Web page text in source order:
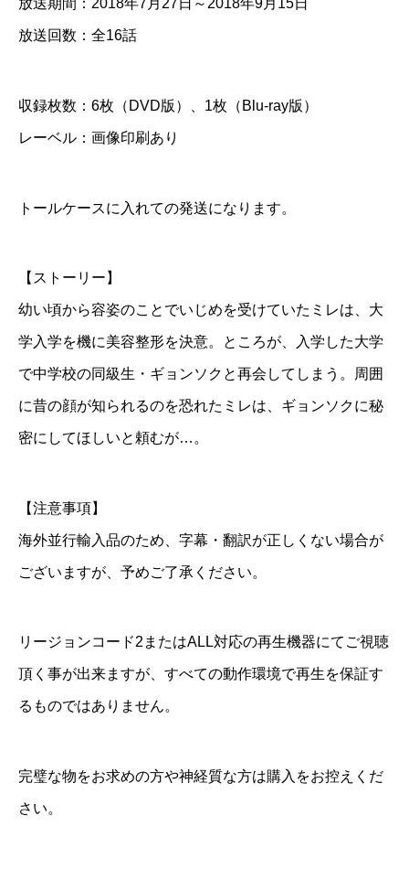
B
個
放送期間：2018年7月27日～2018年9月15日
放送回数：全16話
収録枚数：6枚（DVD版）、1枚（Blu-ray版）
レーベル：画像印刷あり
トールケースに入れての発送になります。
【ストーリー】
幼い頃から容姿のことでいじめを受けていたミレは、大
学入学を機に美容整形を決意。ところが、入学した大学
で中学校の同級生・ギョンソクと再会してしまう。周囲
に昔の顔が知られるのを恐れたミレは、ギョンソクに秘
密にしてほしいと頼むが…。
【注意事項】
海外並行輸入品のため、字幕・翻訳が正しくない場合が
ございますが、予めご了承ください。
リージョンコード2またはALL対応の再生機器にてご視聴
頂く事が出来ますが、すべての動作環境で再生を保証す
るものではありません。
完璧な物をお求めの方や神経質な方は購入をお控えくだ
さい。